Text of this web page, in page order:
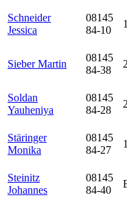
Schneider
Jessica
08145
84-10
Sieber Martin
08145
84-38
Soldan
Yauheniya
08145
84-28
Stäringer
Monika
08145
84-27
Steinitz
Johannes
08145
84-40